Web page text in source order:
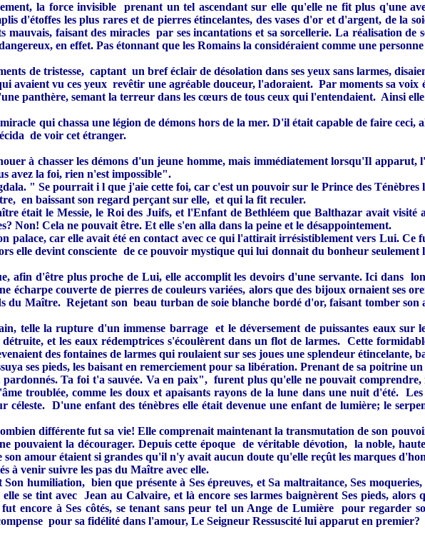
la force invisible prenant un tel ascendant sur elle qu'elle ne fit plus q'une
d'étoffes les plus rares et de pierres étincelantes, des vases d'or et d'argent, de la
mauvais, faisant des miracles par ses incantations et sa sorcellerie. La réalisation
en effet. Pas étonnant que les Romains la considéraient comme une
de tristesse, captant un bref éclair de désolation dans ses yeux sans larmes,
avaient vu ces yeux revêtir une agréable douceur, l'adoraient. Par moments sa voix
panthère, semant la terreur dans les cœurs de tous ceux qui l'entendaient. Ainsi
qui chassa une légion de démons hors de la mer. D'il était capable de faire
de voir cet étranger.
à chasser les démons d'un jeune homme, mais immédiatement lorsqu'Il
avez la foi, rien n'est impossible".
" Se pourrait i l que j'aie cette foi, car c'est un pouvoir sur le Prince des Ténèbres
en baissant son regard perçant sur elle, et qui la fit reculer.
était le Messie, le Roi des Juifs, et l'Enfant de Bethléem que Balthazar avait
Non! Cela ne pouvait être. Et elle s'en alla dans la peine et le désappointement.
palace, car elle avait été en contact avec ce qui l'attirait irrésistiblement vers Lui.
elle devint consciente de ce pouvoir mystique qui lui donnait du bonheur
afin d'être plus proche de Lui, elle accomplit les devoirs d'une servante. Ici dans
écharpe couverte de pierres de couleurs variées, alors que des bijoux ornaient ses
du Maître. Rejetant son beau turban de soie blanche bordé d'or, faisant tomber son
telle la rupture d'un immense barrage et le déversement de puissantes eaux
et les eaux rédemptrices s'écoulèrent dans un flot de larmes. Cette
des fontaines de larmes qui roulaient sur ses joues une splendeur étincelante,
ses pieds, les baisant en remerciement pour sa libération. Prenant de sa poitrine
Ta foi t'a sauvée. Va en paix", furent plus qu'elle ne pouvait
troublée, comme les doux et apaisants rayons de la lune dans une nuit d'été.
D'une enfant des ténèbres elle était devenue une enfant de lumière; le
différente fut sa vie! Elle comprenait maintenant la transmutation de son
pouvaient la décourager. Depuis cette époque de véritable dévotion, la noble,
amour étaient si grandes qu'il n'y avait aucun doute qu'elle reçût les marques
à venir suivre les pas du Maître avec elle.
humiliation, bien que présente à Ses épreuves, et Sa maltraitance, Ses
se tint avec Jean au Calvaire, et là encore ses larmes baignèrent Ses pieds,
encore à Ses côtés, se tenant sans peur tel un Ange de Lumière pour regarder
pour sa fidélité dans l'amour, Le Seigneur Ressuscité lui apparut en premier?